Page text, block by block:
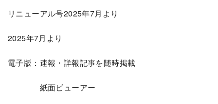
リニューアル号2025年7月より
2025年7月より
電子版：速報・詳報記事を随時掲載
紙面ビューアー